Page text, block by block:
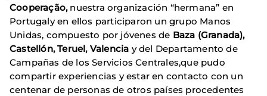
Cooperação, nuestra organización “hermana” en
Portugaly en ellos participaron un grupo Manos
Unidas, compuesto por jóvenes de Baza (Granada),
Castellón, Teruel, Valencia y del Departamento de
Campañas de los Servicios Centrales,que pudo
compartir experiencias y estar en contacto con un
centenar de personas de otros países procedentes